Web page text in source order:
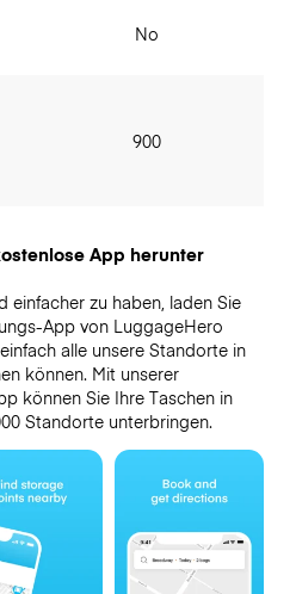
No
900
App herunter
einfacher zu haben, laden Sie
App von LuggageHero
alle unsere Standorte in
können. Mit unserer
können Sie Ihre Taschen in
Standorte unterbringen.